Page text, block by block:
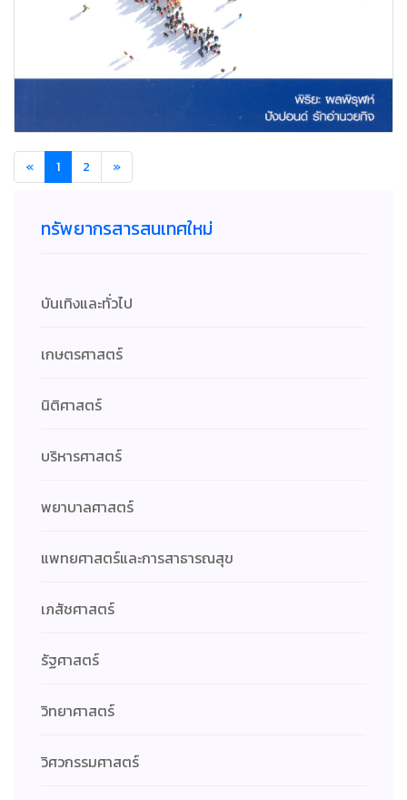
« 1 2 »
ทรัพยากรสารสนเทศใหม่
บันเทิงและทั่วไป
เกษตรศาสตร์
นิติศาสตร์
บริหารศาสตร์
พยาบาลศาสตร์
แพทยศาสตร์และการสาธารณสุข
เภสัชศาสตร์
รัฐศาสตร์
วิทยาศาสตร์
วิศวกรรมศาสตร์